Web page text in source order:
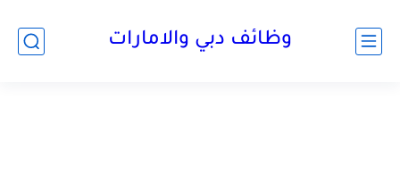
وظائف دبي والامارات